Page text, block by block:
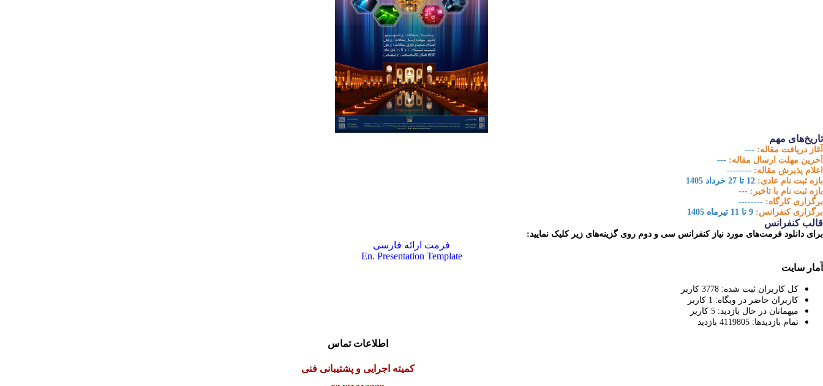
تاریخ‌های مهم
آغاز دریافت مقاله: ---
آخرین مهلت ارسال مقاله: ---
اعلام پذیرش مقاله: --------
بازه‏ ثبت نام عادی: 12 تا 27 خرداد 1405
بازه ثبت نام با تاخیر: ---
برگزاری کارگاه: --------
برگزاری کنفرانس: 9 تا 11 تیرماه 1405
قالب کنفرانس
برای دانلود فرمت‌های مورد نیاز کنفرانس سی و دوم روی گزینه‌های زیر کلیک نمایید:
فرمت ارائه فارسی
En. Presentation Template
آمار سایت
کل کاربران ثبت شده: 3778 کاربر
کاربران حاضر در وبگاه: 1 کاربر
میهمانان در حال بازدید: 5 کاربر
تمام بازدید‌ها: 4119805 بازدید
اطلاعات تماس
کمیته اجرایی و پشتیبانی فنی